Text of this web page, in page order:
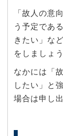
「故人の意
う予定であ
きたい」な
をしましょう
なかには「
したい」と
場合は申し